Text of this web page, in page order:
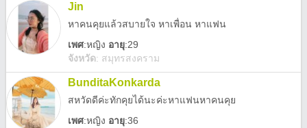
Jin
หาคนคุยแล้วสบายใจ หาเพื่อน หาแฟน
เพศ:หญิง อายุ:29
จังหวัด: สมุทรสงคราม
BunditaKonkarda
สหวัดดีค่ะทักคุยได้นะค่ะหาแฟนหาคนคุย
เพศ:หญิง อายุ:36